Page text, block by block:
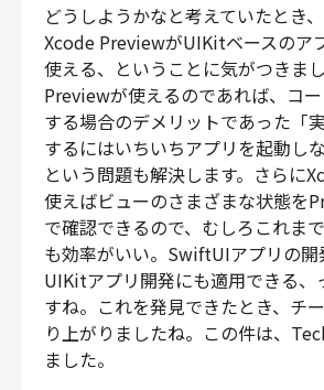
どうしようかなと考えていたとき
Xcode PreviewがUIKitベースのア
使える、ということに気がつきま
Previewが使えるのであれば、コ
する場合のデメリットであった「
するにはいちいちアプリを起動し
という問題も解決します。さらに
使えばビューのさまざまな状態を
で確認できるので、むしろこれま
も効率がいい。SwiftUIアプリの開
UIKitアプリ開発にも適用できる、
すね。これを発見できたとき、チ
り上がりましたね。この件は、
ました。